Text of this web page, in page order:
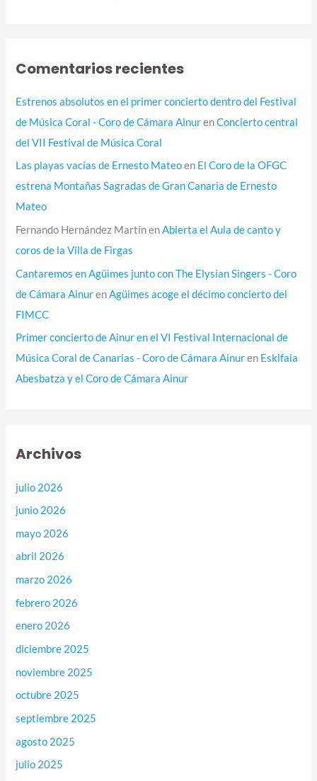
Comentarios recientes
Estrenos absolutos en el primer concierto dentro del Festival
de Música Coral - Coro de Cámara AinurenConcierto central
del VII Festival de Música Coral
Las playas vacías de Ernesto Mateoen El Coro de la OFGC
estrena Montañas Sagradas de Gran Canaria de Ernesto
Mateo
Fernando Hernández MartínenAbierta el Aula de canto y
coros de la Villa de Firgas
Cantaremos en Agüimes junto con The Elysian Singers - Coro
de Cámara AinurenAgüimes acoge el décimo concierto del
FIMCC
Primer concierto de Ainur en el VI Festival Internacional de
Música Coral de Canarias - Coro de Cámara Ainuren Eskifaia
Abesbatza y el Coro de Cámara Ainur
Archivos
julio 2026
junio 2026
mayo 2026
abril 2026
marzo 2026
febrero 2026
enero 2026
diciembre 2025
noviembre 2025
octubre 2025
septiembre 2025
agosto 2025
julio 2025